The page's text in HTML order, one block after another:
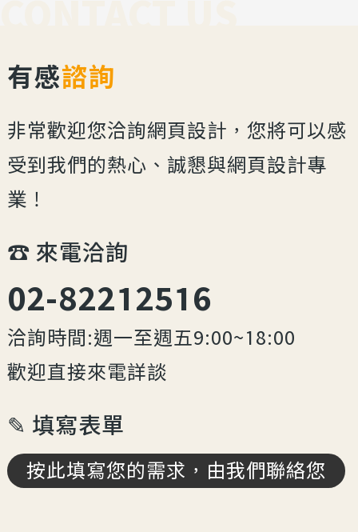
有感諮詢
非常歡迎您洽詢網頁設計，您將可以感
受到我們的熱心、誠懇與網頁設計專
業！
☎︎ 來電洽詢
02-82212516
洽詢時間:週一至週五9:00~18:00
歡迎直接來電詳談
✎ 填寫表單
按此填寫您的需求，由我們聯絡您